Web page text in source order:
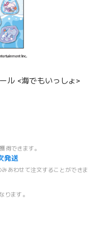
ル <海でもいっしょ>
得できます。
発送
あわせて注文することができま
ります。